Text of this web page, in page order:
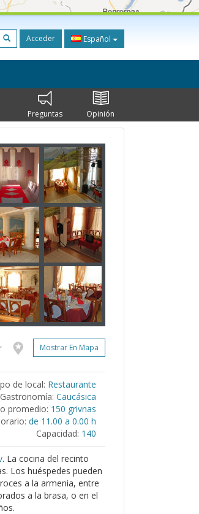
Acceder Español
Preguntas Opinión
Mostrar En Mapa
de local: Restaurante
Gastronomía: Caucásica
promedio: 150 grivnas
de 11.00 a 0.00 h
Capacidad: 140
. La cocina del recinto
Los huéspedes pueden
a la armenia, entre
a la brasa, o en el